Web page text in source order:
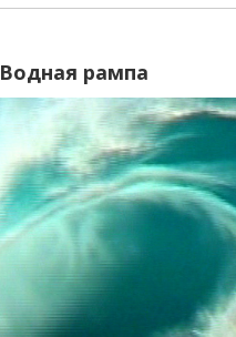
Водная рампа